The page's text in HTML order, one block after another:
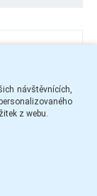
návštěvnících,
z webu.